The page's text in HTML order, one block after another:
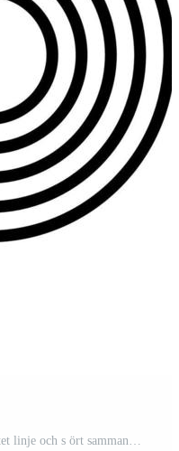
linjär bokstavs moderna ikon. alfabetet linje och s ört sammanflätade design. logotyp, företagsidentitet, app, kreativ banner med mera. kreativ geometrisk linje. Pro Vektor